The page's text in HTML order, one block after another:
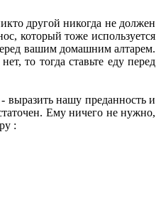
другой никогда не должен
который тоже используется
вашим домашним алтарем.
то тогда ставьте еду перед
выразить нашу преданность и
Ему ничего не нужно,
: